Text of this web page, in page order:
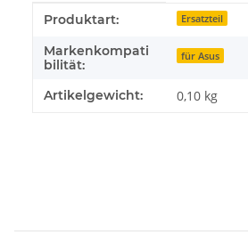
Produkteigenschaft
Wert
Produktart: Ersatzteil
Markenkompati
bilität:
für Asus
Artikelgewicht: 0,10 kg